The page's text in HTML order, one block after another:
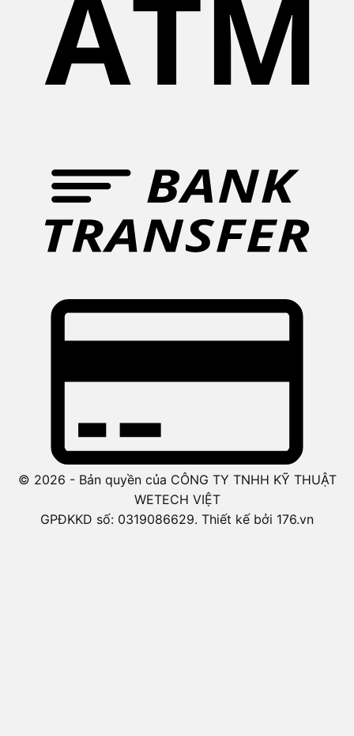
© 2026 - Bản quyền của CÔNG TY TNHH KỸ THUẬT
WETECH VIỆT
GPĐKKD số: 0319086629. Thiết kế bởi 176.vn